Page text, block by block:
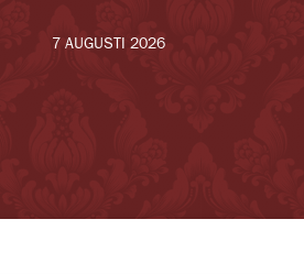
7 AUGUSTI 2026